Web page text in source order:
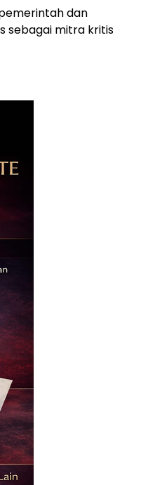
dan
sebagai mitra kritis